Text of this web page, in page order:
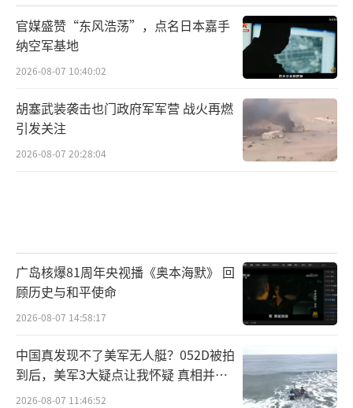
官媒盛赞“东风浩荡”，点名日本嘉手
纳空军基地
2026-08-07 10:40:02
胡塞武装袭击也门政府军军营 战火再燃
引发关注
2026-08-07 20:28:04
广岛核爆81周年央视播《奥本海默》 回
顾历史与和平使命
2026-08-07 14:58:17
中国真发现不了美军无人艇？052D被拍
到后，美军3大疑点让我怀疑 真相并非
如此
2026-08-07 11:46:52